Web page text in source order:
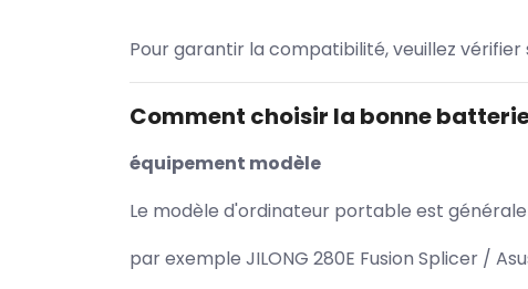
Pour garantir la compatibilité, veuillez
Comment choisir la bonne
équipement modèle
Le modèle d'ordinateur portable est
par exemple JILONG 280E Fusion Splicer /